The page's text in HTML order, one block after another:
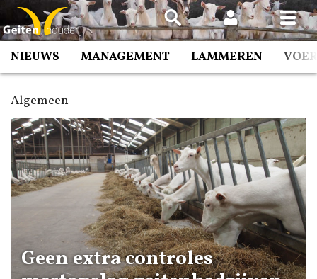
Spring
naar
inhoud
NIEUWS MANAGEMENT LAMMEREN
Algemeen
Geen extra controles